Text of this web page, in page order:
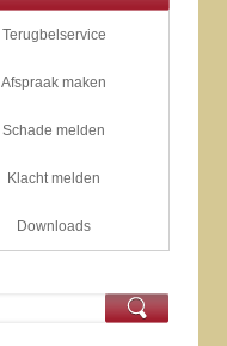
Terugbelservice
Afspraak maken
Schade melden
Klacht melden
Downloads